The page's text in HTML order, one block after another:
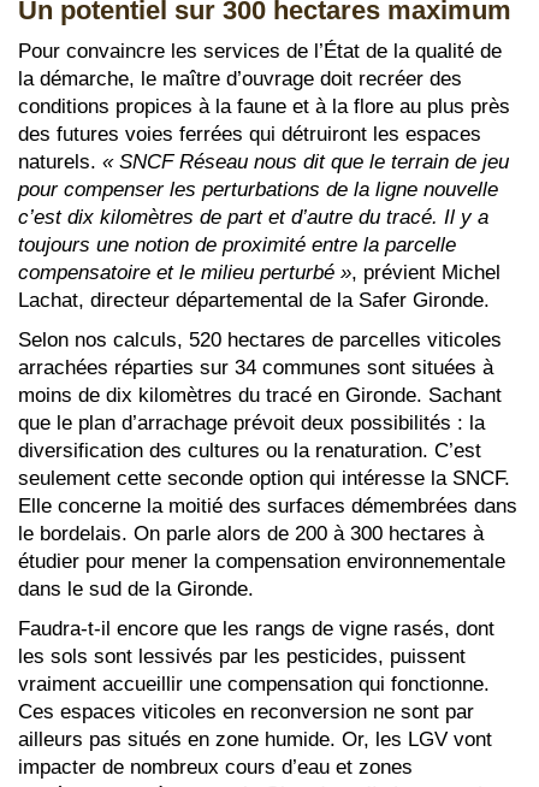
Un potentiel sur 300 hectares maximum
Pour convaincre les services de l’État de la qualité de
la démarche, le maître d’ouvrage doit recréer des
conditions propices à la faune et à la flore au plus près
des futures voies ferrées qui détruiront les espaces
naturels. « SNCF Réseau nous dit que le terrain de jeu
pour compenser les perturbations de la ligne nouvelle
c’est dix kilomètres de part et d’autre du tracé. Il y a
toujours une notion de proximité entre la parcelle
compensatoire et le milieu perturbé », prévient Michel
Lachat, directeur départemental de la Safer Gironde.
Selon nos calculs, 520 hectares de parcelles viticoles
arrachées réparties sur 34 communes sont situées à
moins de dix kilomètres du tracé en Gironde. Sachant
que le plan d’arrachage prévoit deux possibilités : la
diversification des cultures ou la renaturation. C’est
seulement cette seconde option qui intéresse la SNCF.
Elle concerne la moitié des surfaces démembrées dans
le bordelais. On parle alors de 200 à 300 hectares à
étudier pour mener la compensation environnementale
dans le sud de la Gironde.
Faudra-t-il encore que les rangs de vigne rasés, dont
les sols sont lessivés par les pesticides, puissent
vraiment accueillir une compensation qui fonctionne.
Ces espaces viticoles en reconversion ne sont par
ailleurs pas situés en zone humide. Or, les LGV vont
impacter de nombreux cours d’eau et zones